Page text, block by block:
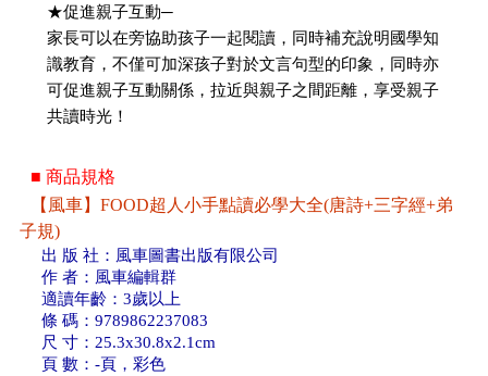
★促進親子互動─
家長可以在旁協助孩子一起閱讀，同時補充說明國學知
識教育，不僅可加深孩子對於文言句型的印象，同時亦
可促進親子互動關係，拉近與親子之間距離，享受親子
共讀時光！
■ 商品規格
【風車】FOOD超人小手點讀必學大全(唐詩+三字經+弟
子規)
出 版 社：風車圖書出版有限公司
作 者：風車編輯群
適讀年齡：3歲以上
條 碼：9789862237083
尺 寸：25.3x30.8x2.1cm
頁 數：-頁，彩色